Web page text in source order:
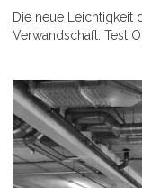
Die neue Leichtigkeit
Verwandschaft. Test